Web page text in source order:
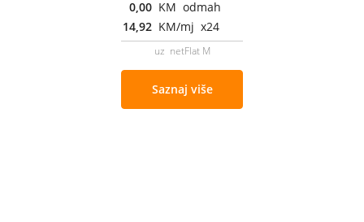
0,00 KM odmah
14,92 KM/mj x24
uz netFlat M
Saznaj više